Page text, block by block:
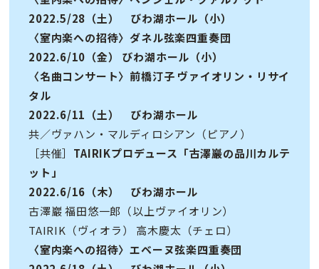
2022.5/28（土） びわ湖ホール（小）
〈室内楽への招待〉ダネル弦楽四重奏団
2022.6/10（金） びわ湖ホール（小）
〈名曲コンサート〉前橋汀子 ヴァイオリン・リサイ
タル
2022.6/11（土） びわ湖ホール
共／ヴァハン・マルディロシアン（ピアノ）
［共催］ TAIRIKプロデュース「古澤巖の品川カルテ
ット」
2022.6/16（木） びわ湖ホール
古澤巖 福田悠一郎（以上ヴァイオリン）
TAIRIK（ヴィオラ） 高木慶太（チェロ）
〈室内楽への招待〉エベーヌ弦楽四重奏団